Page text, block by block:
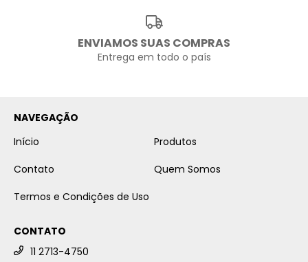
ENVIAMOS SUAS COMPRAS
Entrega em todo o país
NAVEGAÇÃO
Início
Produtos
Contato
Quem Somos
Termos e Condições de Uso
CONTATO
11 2713-4750